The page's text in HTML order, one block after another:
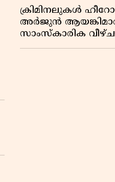
ക്രിമിനലുകൾ
അർജുൻ
സാംസ്കാരിക
എങ്ങോട്ടാണ്